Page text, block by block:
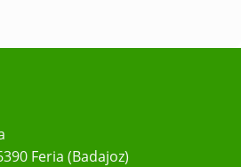
Feria (Badajoz)